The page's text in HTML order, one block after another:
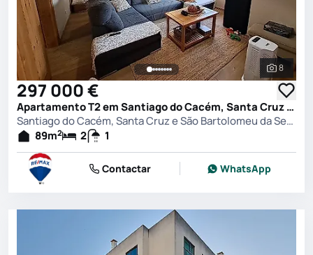
Ver
8
297 000 €
Apartamento T2 em Santiago do Cacém, Santa Cruz e São Bartolomeu da Serra, Santiago do Cacém
Santiago do Cacém, Santa Cruz e São Bartolomeu da Serra, Santiago do Cacém
89m2 2 1
Contactar WhatsApp